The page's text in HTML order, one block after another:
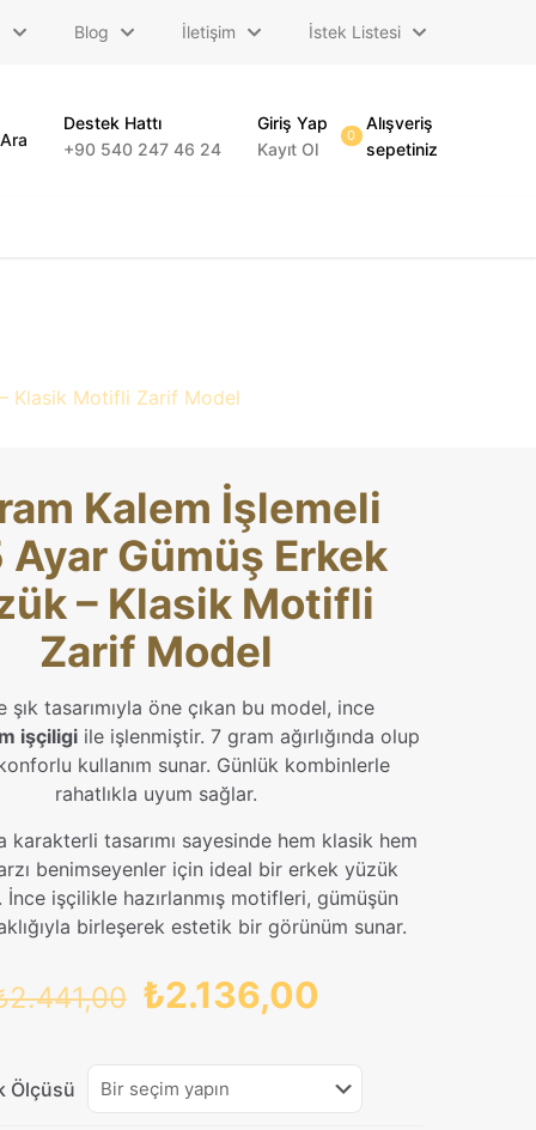
Blog İletişim İstek Listesi
Ara
Destek Hattı
+90 540 247 46 24
Giriş Yap
Kayıt Ol
0
Alışveriş
sepetiniz
Klasik Motifli Zarif Model
Kalem İşlemeli
Ayar Gümüş Erkek
– Klasik Motifli
Zarif Model
şık tasarımıyla öne çıkan bu model, ince
işçiligiile işlenmiştir. 7 gram ağırlığında olup
kullanım sunar. Günlük kombinlerle
rahatlıkla uyum sağlar.
karakterli tasarımı sayesinde hem klasik hem
benimseyenler için ideal bir erkek yüzük
İnce işçilikle hazırlanmış motifleri, gümüşün
birleşerek estetik bir görünüm sunar.
2.441,00 Orijinal
₺2.441,00.
₺2.136,00
fiyat:
₺2.136,00.
Ölçüsü